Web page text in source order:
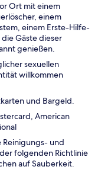
Ort mit einem
einem
einem Erste-Hilfe-
Gäste dieser
genießen.
sexuellen
willkommen
und Bargeld.
American
Reinigungs- und
folgenden Richtlinie
auf Sauberkeit.